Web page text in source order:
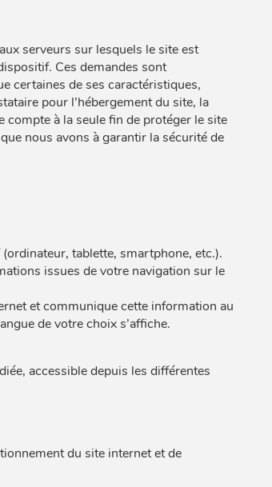
serveurs sur lesquels le site est
Ces demandes sont
certaines de ses caractéristiques,
pour l’hébergement du site, la
à la seule fin de protéger le site
nous avons à garantir la sécurité de
tablette, smartphone, etc.).
issues de votre navigation sur le
et communique cette information au
de votre choix s’affiche.
accessible depuis les différentes
du site internet et de